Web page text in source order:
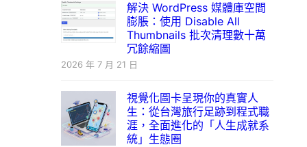
解決 WordPress 媒體庫空間
膨脹：使用 Disable All
Thumbnails 批次清理數十萬
冗餘縮圖
2026 年 7 月 21 日
視覺化圖卡呈現你的真實人
生：從台灣旅行足跡到程式職
涯，全面進化的「人生成就系
統」生態圈